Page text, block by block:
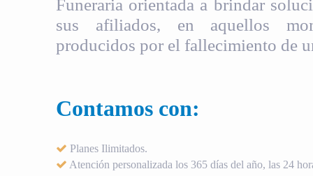
Funeraria orientada a brindar
sus afiliados, en aquellos
producidos por el fallecimiento de
Contamos con:
Planes Ilimitados.
Atención personalizada los 365 días del año, las 24